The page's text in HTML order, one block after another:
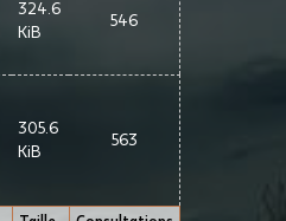
324.6
KiB
546
305.6
KiB
563